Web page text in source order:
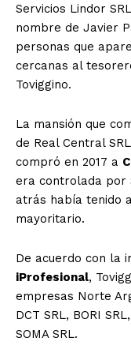
Servicios Lindor
nombre de Javier
personas que
cercanas al
Toviggino.
La mansión que
de Real Central
compró en 2017 a
era controlada por
atrás había tenido
mayoritario.
De acuerdo con la
iProfesional,
empresas Norte
DCT SRL, BORI
SOMA SRL.